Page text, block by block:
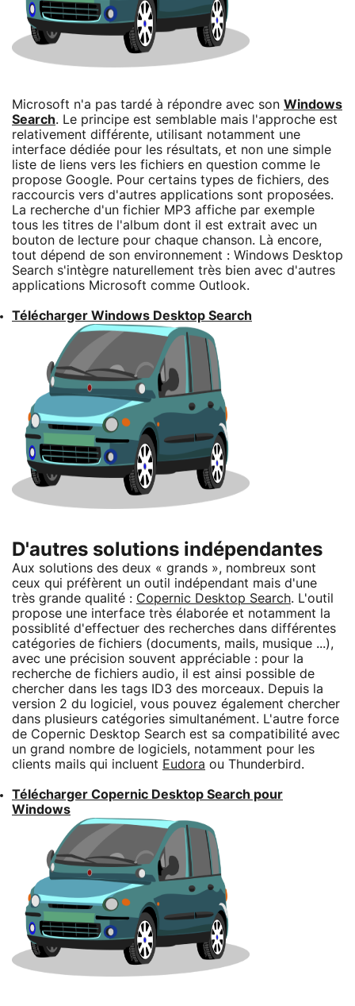
Microsoft n'a pas tardé à répondre avec son Windows
Search. Le principe est semblable mais l'approche est
relativement différente, utilisant notamment une
interface dédiée pour les résultats, et non une simple
liste de liens vers les fichiers en question comme le
propose Google. Pour certains types de fichiers, des
raccourcis vers d'autres applications sont proposées.
La recherche d'un fichier MP3 affiche par exemple
tous les titres de l'album dont il est extrait avec un
bouton de lecture pour chaque chanson. Là encore,
tout dépend de son environnement : Windows Desktop
Search s'intègre naturellement très bien avec d'autres
applications Microsoft comme Outlook.
Télécharger Windows Desktop Search
D'autres solutions indépendantes
Aux solutions des deux « grands », nombreux sont
ceux qui préfèrent un outil indépendant mais d'une
très grande qualité : Copernic Desktop Search. L'outil
propose une interface très élaborée et notamment la
possiblité d'effectuer des recherches dans différentes
catégories de fichiers (documents, mails, musique ...),
avec une précision souvent appréciable : pour la
recherche de fichiers audio, il est ainsi possible de
chercher dans les tags ID3 des morceaux. Depuis la
version 2 du logiciel, vous pouvez également chercher
dans plusieurs catégories simultanément. L'autre force
de Copernic Desktop Search est sa compatibilité avec
un grand nombre de logiciels, notamment pour les
clients mails qui incluent Eudora ou Thunderbird.
Télécharger Copernic Desktop Search pour
Windows